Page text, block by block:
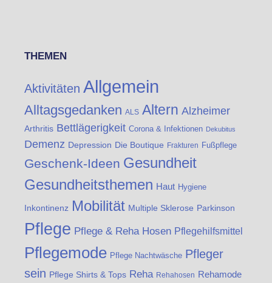
THEMEN
Aktivitäten Allgemein
Alltagsgedanken ALS Altern Alzheimer
Arthritis Bettlägerigkeit Corona & Infektionen Dekubitus
Demenz Depression Die Boutique Frakturen Fußpflege
Geschenk-Ideen Gesundheit
Gesundheitsthemen Haut Hygiene
Inkontinenz Mobilität Multiple Sklerose Parkinson
Pflege Pflege & Reha Hosen Pflegehilfsmittel
Pflegemode Pflege Nachtwäsche Pfleger
sein Pflege Shirts & Tops Reha Rehahosen Rehamode